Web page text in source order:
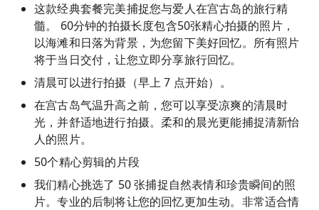
这款经典套餐完美捕捉您与爱人在宫古岛的旅行精
髓。 60分钟的拍摄长度包含50张精心拍摄的照片，
以海滩和日落为背景，为您留下美好回忆。所有照片
将于当日交付，让您立即分享旅行回忆。
清晨可以进行拍摄（早上 7 点开始）。
在宫古岛气温升高之前，您可以享受凉爽的清晨时
光，并舒适地进行拍摄。柔和的晨光更能捕捉清新怡
人的照片。
50个精心剪辑的片段
我们精心挑选了 50 张捕捉自然表情和珍贵瞬间的照
片。专业的后制将让您的回忆更加生动。非常适合情